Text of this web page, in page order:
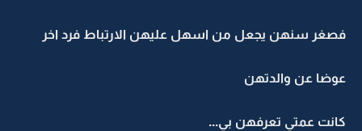
فصغر سنهن يجعل من اسهل عليهن الارتباط فرد اخر
عوضا عن والدتهن
كانت عمتي تعرفهن بي...